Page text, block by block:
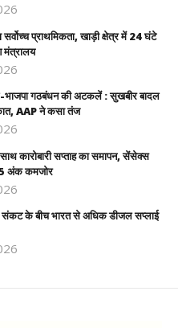
सर्वोच्च प्राथमिकता, खाड़ी क्षेत्र में 24 घंटे
मंत्रालय
भाजपा गठबंधन की अटकलें : सुखबीर बादल
AAP ने कसा तंज
कारोबारी सप्ताह का समापन, सेंसेक्स
अंक कमजोर
संकट के बीच भारत से अधिक डीजल सप्लाई